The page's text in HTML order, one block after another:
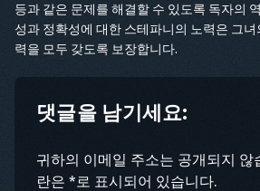
등과 같은 문제를 해결할 수 있도록 독자의
성과 정확성에 대한 스테파니의 노력은 그
력을 모두 갖도록 보장합니다.
댓글을 남기세요:
귀하의 이메일 주소는 공개되지 않
란은 *로 표시되어 있습니다.